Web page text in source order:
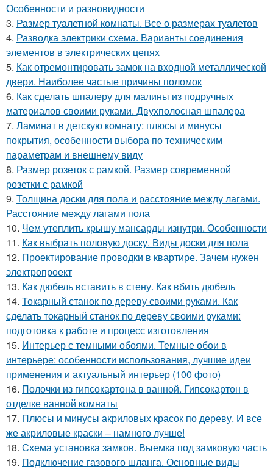
Особенности и разновидности
3. Размер туалетной комнаты. Все о размерах туалетов
4. Разводка электрики схема. Варианты соединения
элементов в электрических цепях
5. Как отремонтировать замок на входной металлической
двери. Наиболее частые причины поломок
6. Как сделать шпалеру для малины из подручных
материалов своими руками. Двухполосная шпалера
7. Ламинат в детскую комнату: плюсы и минусы
покрытия, особенности выбора по техническим
параметрам и внешнему виду
8. Размер розеток с рамкой. Размер современной
розетки с рамкой
9. Толщина доски для пола и расстояние между лагами.
Расстояние между лагами пола
10. Чем утеплить крышу мансарды изнутри. Особенности
11. Как выбрать половую доску. Виды доски для пола
12. Проектирование проводки в квартире. Зачем нужен
электропроект
13. Как дюбель вставить в стену. Как вбить дюбель
14. Токарный станок по дереву своими руками. Как
сделать токарный станок по дереву своими руками:
подготовка к работе и процесс изготовления
15. Интерьер с темными обоями. Темные обои в
интерьере: особенности использования, лучшие идеи
применения и актуальный интерьер (100 фото)
16. Полочки из гипсокартона в ванной. Гипсокартон в
отделке ванной комнаты
17. Плюсы и минусы акриловых красок по дереву. И все
же акриловые краски – намного лучше!
18. Схема установка замков. Выемка под замковую часть
19. Подключение газового шланга. Основные виды